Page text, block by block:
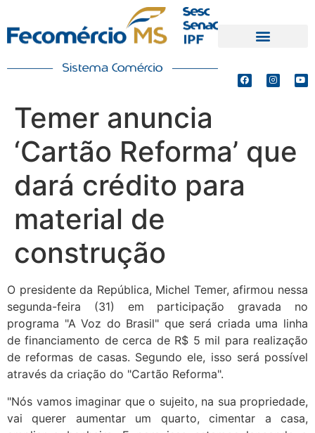
Temer anuncia
‘Cartão Reforma’ que
dará crédito para
material de
construção
O presidente da República, Michel Temer, afirmou nessa
segunda-feira (31) em participação gravada no
programa "A Voz do Brasil" que será criada uma linha
de financiamento de cerca de R$ 5 mil para realização
de reformas de casas. Segundo ele, isso será possível
através da criação do "Cartão Reforma".
"Nós vamos imaginar que o sujeito, na sua propriedade,
vai querer aumentar um quarto, cimentar a casa,